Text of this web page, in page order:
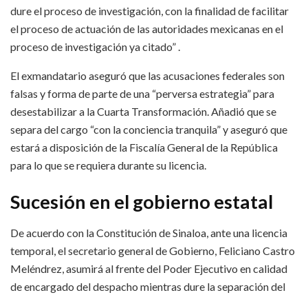
dure el proceso de investigación, con la finalidad de facilitar
el proceso de actuación de las autoridades mexicanas en el
proceso de investigación ya citado” .
El exmandatario aseguró que las acusaciones federales son
falsas y forma de parte de una “perversa estrategia” para
desestabilizar a la Cuarta Transformación. Añadió que se
separa del cargo “con la conciencia tranquila” y aseguró que
estará a disposición de la Fiscalía General de la República
para lo que se requiera durante su licencia.
Sucesión en el gobierno estatal
De acuerdo con la Constitución de Sinaloa, ante una licencia
temporal, el secretario general de Gobierno, Feliciano Castro
Meléndrez, asumirá al frente del Poder Ejecutivo en calidad
de encargado del despacho mientras dure la separación del